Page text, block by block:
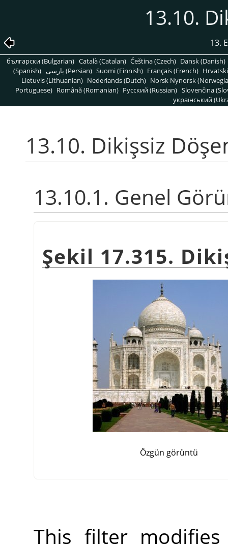
13.10.
13.
български (Bulgarian) Català (Catalan) Čeština (Czech) Dansk (Danish)
(Spanish)
پارسی (Persian) Suomi (Finnish) Français (French)
Lietuvis (Lithuanian) Nederlands (Dutch) Norsk Nynorsk
Portuguese) Română (Romanian) Pусский (Russian) Slovenčina
український
13.10. Dikişsiz
13.10.1. Genel
Şekil 17.315.
Özgün görüntü
This filter